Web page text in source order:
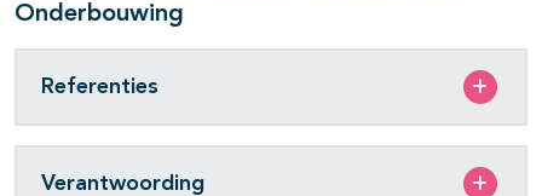
Onderbouwing
Referenties
Verantwoording